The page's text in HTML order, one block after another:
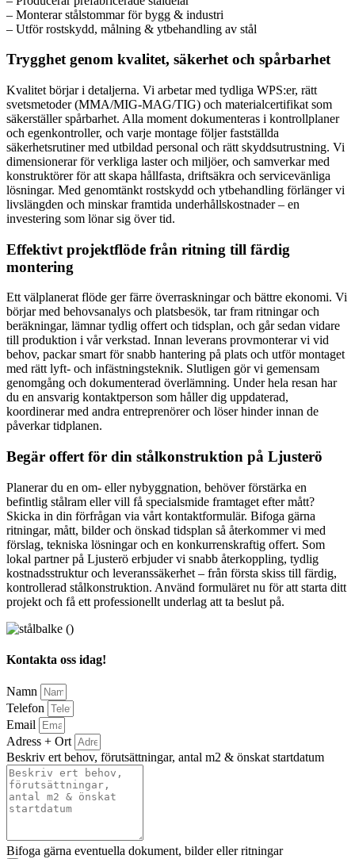
– Monterar stålstommar för bygg & industri
– Utför rostskydd, målning & ytbehandling av stål
Trygghet genom kvalitet, säkerhet och spårbarhet
Kvalitet börjar i detaljerna. Vi arbetar med tydliga WPS:er, rätt
svetsmetoder (MMA/MIG-MAG/TIG) och materialcertifikat som
säkerställer spårbarhet. Alla moment dokumenteras i kontrollplaner
och egenkontroller, och varje montage följer fastställda
säkerhetsrutiner med utbildad personal och rätt skyddsutrustning. Vi
dimensionerar för verkliga laster och miljöer, och samverkar med
konstruktörer för att skapa hållfasta, driftsäkra och servicevänliga
lösningar. Med genomtänkt rostskydd och ytbehandling förlänger vi
livslängden och minskar framtida underhållskostnader – en
investering som lönar sig över tid.
Effektivt projektflöde från ritning till färdig
montering
Ett välplanerat flöde ger färre överraskningar och bättre ekonomi. Vi
börjar med behovsanalys och platsbesök, tar fram ritningar och
beräkningar, lämnar tydlig offert och tidsplan, och går sedan vidare
till produktion i vår verkstad. Innan leverans provmonterar vi vid
behov, packar smart för snabb hantering på plats och utför montaget
med rätt lyft- och infästningsteknik. Slutligen gör vi gemensam
genomgång och dokumenterad överlämning. Under hela resan har
du en ansvarig kontaktperson som håller dig uppdaterad,
koordinerar med andra entreprenörer och löser hinder innan de
påverkar tidplanen.
Begär offert för din stålkonstruktion på Ljusterö
Planerar du en om- eller nybyggnation, behöver förstärka en
befintlig stålram eller vill få specialsmide framtaget efter mått?
Skicka in din förfrågan via vårt kontaktformulär. Bifoga gärna
ritningar, mått, bilder och önskad tidsplan så återkommer vi med
förslag, tekniska lösningar och en konkurrenskraftig offert. Som
lokal partner på Ljusterö erbjuder vi snabb återkoppling, tydlig
kostnadsstruktur och leveranssäkerhet – från första skiss till färdig,
kontrollerad stålkonstruktion. Använd formuläret nu för att starta ditt
projekt och få ett professionellt underlag att ta beslut på.
Kontakta oss idag!
Namn
Telefon
Email
Adress + Ort
Beskriv ert behov, förutsättningar, antal m2 & önskat startdatum
Bifoga gärna eventuella dokument, bilder eller ritningar